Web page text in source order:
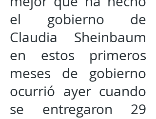
el gobierno de
Claudia Sheinbaum
en estos primeros
meses de gobierno
ocurrió ayer cuando
se entregaron 29